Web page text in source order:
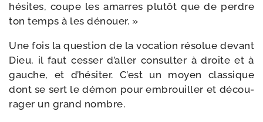
hésites, coupe les amarres plu­tôt que de perdre
ton temps à les dénouer. »
Une fois la ques­tion de la voca­tion réso­lue devant
Dieu, il faut ces­ser d’aller consul­ter à droite et à
gauche, et d’hésiter. C’est un moyen clas­sique
dont se sert le démon pour embrouiller et décou­
ra­ger un grand nombre.